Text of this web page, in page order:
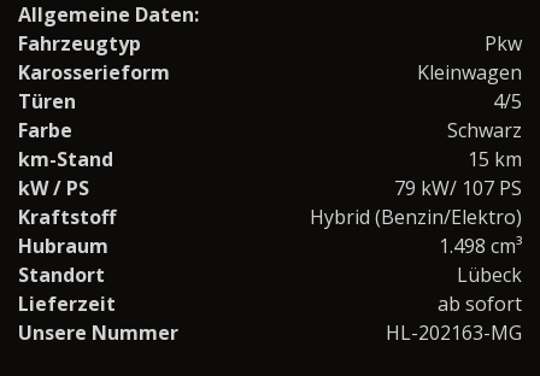
Allgemeine Daten:
Fahrzeugtyp
Pkw
Karosserieform
Kleinwagen
Türen
4/5
Farbe
Schwarz
km-Stand
15 km
kW / PS
79 kW/ 107 PS
Kraftstoff
Hybrid (Benzin/Elektro)
Hubraum
1.498 cm³
Standort
Lübeck
Lieferzeit
ab sofort
Unsere Nummer
HL-202163-MG